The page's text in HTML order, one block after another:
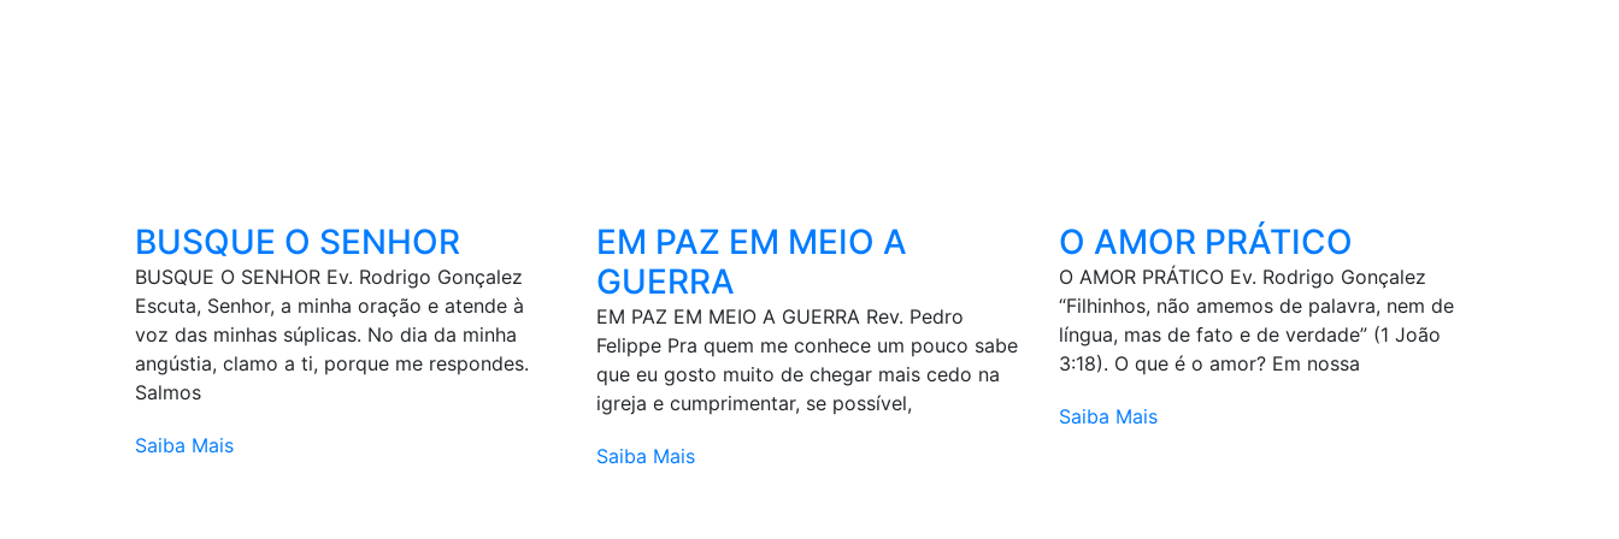
BUSQUE O SENHOR
BUSQUE O SENHOR Ev. Rodrigo Gonçalez
Escuta, Senhor, a minha oração e atende à
voz das minhas súplicas. No dia da minha
angústia, clamo a ti, porque me respondes.
Salmos
Saiba Mais
EM PAZ EM MEIO A
GUERRA
EM PAZ EM MEIO A GUERRA Rev. Pedro
Felippe Pra quem me conhece um pouco sabe
que eu gosto muito de chegar mais cedo na
igreja e cumprimentar, se possível,
Saiba Mais
O AMOR PRÁTICO
O AMOR PRÁTICO Ev. Rodrigo Gonçalez
“Filhinhos, não amemos de palavra, nem de
língua, mas de fato e de verdade” (1 João
3:18). O que é o amor? Em nossa
Saiba Mais